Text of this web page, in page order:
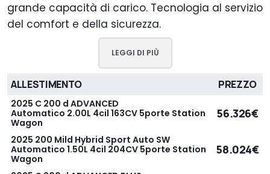
grande capacità di carico. Tecnologia al servizio
del comfort e della sicurezza.
LEGGI DI PIÙ
ALLESTIMENTO PREZZO
2025 C 200 d ADVANCED
Automatico 2.00L 4cil 163CV 5porte Station
Wagon
56.326€
2025 200 Mild Hybrid Sport Auto SW
Automatico 1.50L 4cil 204CV 5porte Station
Wagon
58.024€